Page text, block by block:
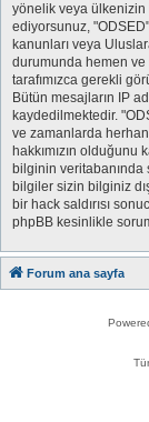
yönelik veya ülkenizin
ediyorsunuz,
kanunları veya
durumunda hemen ve
tarafımızca gerekli
Bütün mesajların IP
kaydedilmektedir.
ve zamanlarda
hakkımızın
bilginin veritabanında
bilgiler sizin bilginiz
bir hack saldırısı
phpBB kesinlikle
Forum ana sayfa